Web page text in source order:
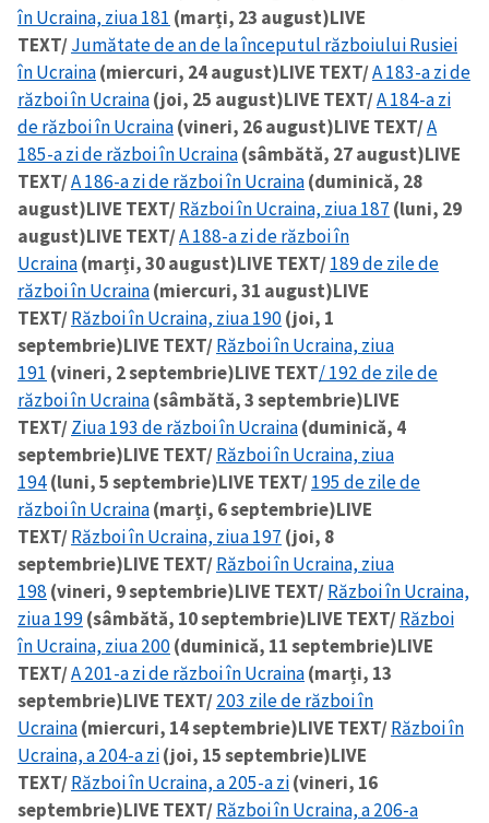
în Ucraina, ziua 181 (marți, 23 august)LIVE
TEXT/Jumătate de an de la începutul războiului Rusiei
în Ucraina(miercuri, 24 august)LIVE TEXT/A 183-a zi de
război în Ucraina(joi, 25 august)LIVE TEXT/A 184-a zi
de război în Ucraina(vineri, 26 august)LIVE TEXT/A
185-a zi de război în Ucraina(sâmbătă, 27 august)LIVE
TEXT/A 186-a zi de război în Ucraina(duminică, 28
august)LIVE TEXT/Război în Ucraina, ziua 187 (luni, 29
august)LIVE TEXT/A 188-a zi de război în
Ucraina(marți, 30 august)LIVE TEXT/189 de zile de
război în Ucraina(miercuri, 31 august)LIVE
TEXT/Război în Ucraina, ziua 190(joi, 1
septembrie)LIVE TEXT/Război în Ucraina, ziua
191 (vineri, 2 septembrie)LIVE TEXT/ 192 de zile de
război în Ucraina(sâmbătă, 3 septembrie)LIVE
TEXT/Ziua 193 de război în Ucraina(duminică, 4
septembrie)LIVE TEXT/Război în Ucraina, ziua
194(luni, 5 septembrie)LIVE TEXT/195 de zile de
război în Ucraina(marți, 6 septembrie)LIVE
TEXT/Război în Ucraina, ziua 197 (joi, 8
septembrie)LIVE TEXT/Război în Ucraina, ziua
198 (vineri, 9 septembrie)LIVE TEXT/Război în Ucraina,
ziua 199(sâmbătă, 10 septembrie)LIVE TEXT/Război
în Ucraina, ziua 200(duminică, 11 septembrie)LIVE
TEXT/A 201-a zi de război în Ucraina(marți, 13
septembrie)LIVE TEXT/203 zile de război în
Ucraina(miercuri, 14 septembrie)LIVE TEXT/Război în
Ucraina, a 204-a zi(joi, 15 septembrie)LIVE
TEXT/Război în Ucraina, a 205-a zi(vineri, 16
septembrie)LIVE TEXT/Război în Ucraina, a 206-a